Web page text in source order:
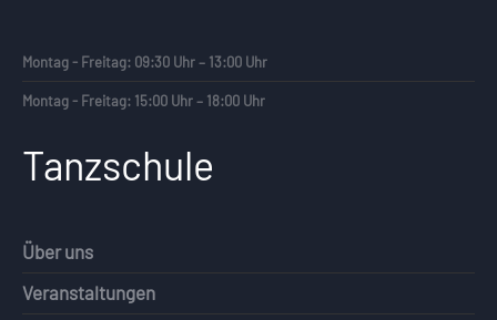
Montag - Freitag: 09:30 Uhr – 13:00 Uhr
Montag - Freitag: 15:00 Uhr – 18:00 Uhr
Tanzschule
Über uns
Veranstaltungen